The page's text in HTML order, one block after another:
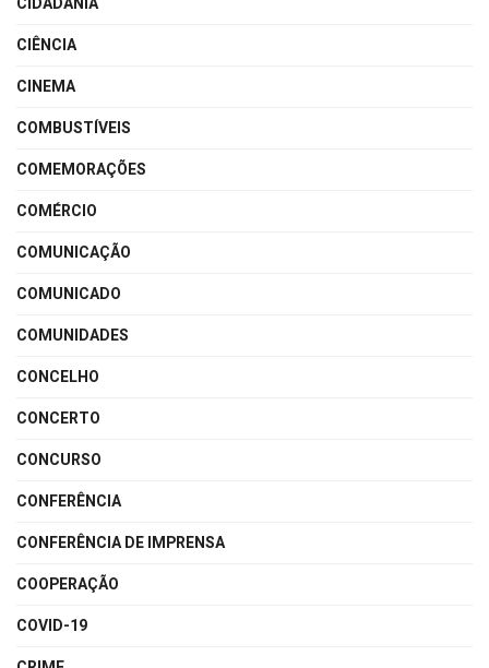
CIÊNCIA
CINEMA
COMBUSTÍVEIS
COMEMORAÇÕES
COMÉRCIO
COMUNICAÇÃO
COMUNICADO
COMUNIDADES
CONCELHO
CONCERTO
CONCURSO
CONFERÊNCIA
CONFERÊNCIA DE IMPRENSA
COOPERAÇÃO
COVID-19